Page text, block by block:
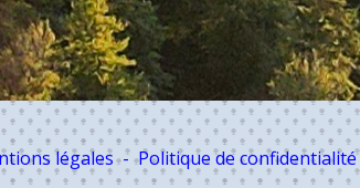
légales - Politique de confidentialité